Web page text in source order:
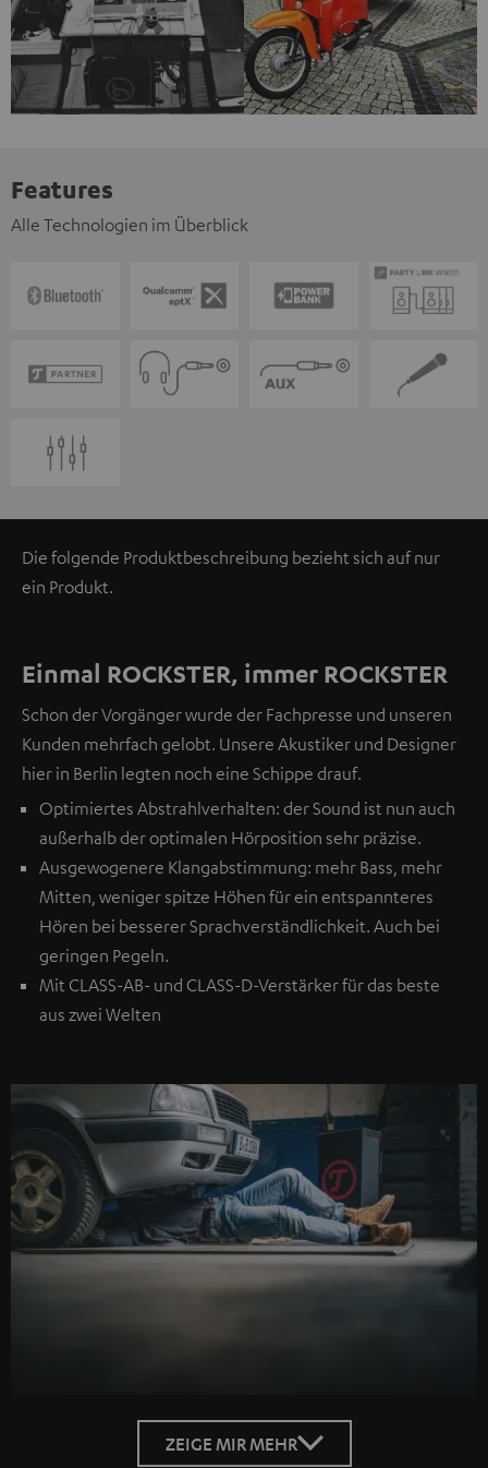
Features
Alle Technologien im Überblick
Die folgende Produktbeschreibung bezieht sich auf nur
ein Produkt.
Einmal ROCKSTER, immer ROCKSTER
Schon der Vorgänger wurde der Fachpresse und unseren
Kunden mehrfach gelobt. Unsere Akustiker und Designer
hier in Berlin legten noch eine Schippe drauf.
Optimiertes Abstrahlverhalten: der Sound ist nun auch
außerhalb der optimalen Hörposition sehr präzise.
Ausgewogenere Klangabstimmung: mehr Bass, mehr
Mitten, weniger spitze Höhen für ein entspannteres
Hören bei besserer Sprachverständlichkeit. Auch bei
geringen Pegeln.
Mit CLASS-AB- und CLASS-D-Verstärker für das beste
aus zwei Welten
ZEIGE MIR MEHR